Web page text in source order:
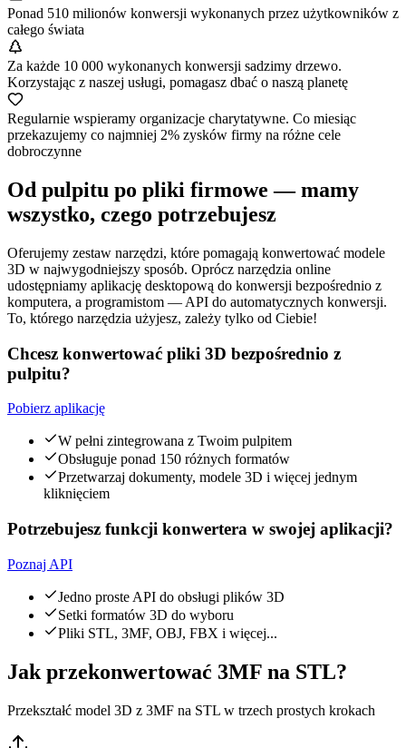
Ponad 510 milionów konwersji wykonanych przez użytkowników z
całego świata
Za każde 10 000 wykonanych konwersji sadzimy drzewo.
Korzystając z naszej usługi, pomagasz dbać o naszą planetę
Regularnie wspieramy organizacje charytatywne. Co miesiąc
przekazujemy co najmniej 2% zysków firmy na różne cele
dobroczynne
Od pulpitu po pliki firmowe — mamy
wszystko, czego potrzebujesz
Oferujemy zestaw narzędzi, które pomagają konwertować modele
3D w najwygodniejszy sposób. Oprócz narzędzia online
udostępniamy aplikację desktopową do konwersji bezpośrednio z
komputera, a programistom — API do automatycznych konwersji.
To, którego narzędzia użyjesz, zależy tylko od Ciebie!
Chcesz konwertować pliki 3D bezpośrednio z
pulpitu?
Pobierz aplikację
W pełni zintegrowana z Twoim pulpitem
Obsługuje ponad 150 różnych formatów
Przetwarzaj dokumenty, modele 3D i więcej jednym
kliknięciem
Potrzebujesz funkcji konwertera w swojej aplikacji?
Poznaj API
Jedno proste API do obsługi plików 3D
Setki formatów 3D do wyboru
Pliki STL, 3MF, OBJ, FBX i więcej...
Jak przekonwertować 3MF na STL?
Przekształć model 3D z 3MF na STL w trzech prostych krokach